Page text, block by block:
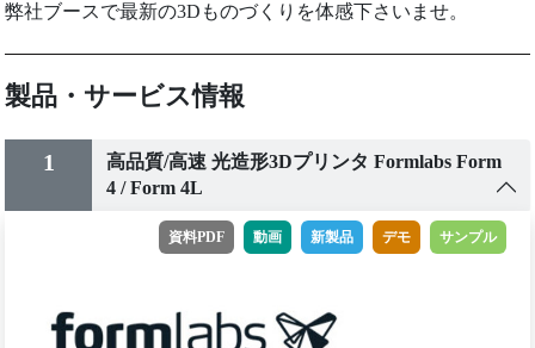
弊社ブースで最新の3Dものづくりを体感下さいませ。
製品・サービス情報
1
高品質/高速 光造形3Dプリンタ Formlabs Form
4 / Form 4L
資料PDF 動画 新製品 デモ サンプル